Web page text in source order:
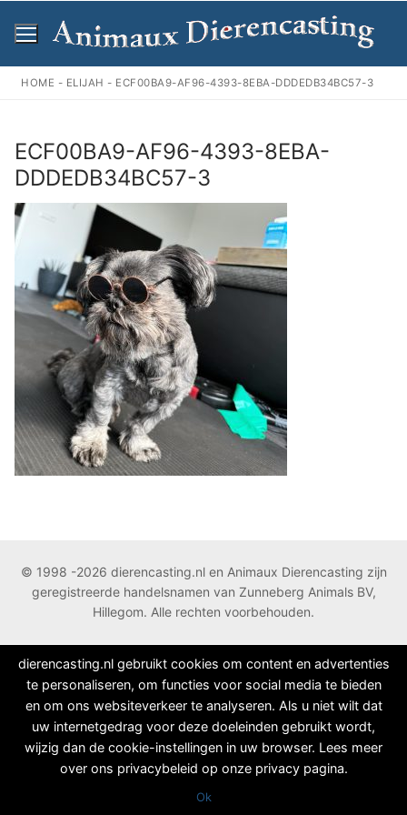
naar
inhoud
HOME - ELIJAH - ECF00BA9-AF96-4393-8EBA-DDDEDB34BC57-3
ECF00BA9-AF96-4393-8EBA-
DDDEDB34BC57-3
© 1998 -2026 dierencasting.nl en Animaux Dierencasting zijn
geregistreerde handelsnamen van Zunneberg Animals BV,
Hillegom. Alle rechten voorbehouden.
dierencasting.nl gebruikt cookies om content en advertenties
te personaliseren, om functies voor social media te bieden
en om ons websiteverkeer te analyseren. Als u niet wilt dat
uw internetgedrag voor deze doeleinden gebruikt wordt,
wijzig dan de cookie-instellingen in uw browser. Lees meer
over ons privacybeleid op onze privacy pagina.
Ok